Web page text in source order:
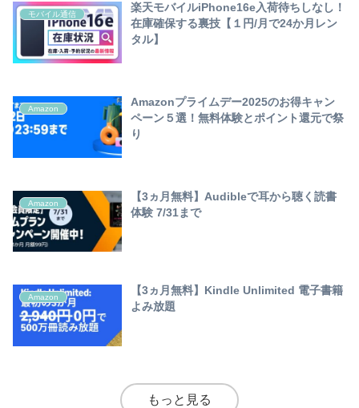
モバイル通信
楽天モバイルiPhone16e入荷待ちしなし！
在庫確保する裏技【１円/月で24か月レン
タル】
Amazon
Amazonプライムデー2025のお得キャン
ペーン５選！無料体験とポイント還元で祭
り
Amazon
【3ヵ月無料】Audibleで耳から聴く読書
体験 7/31まで
Amazon
【3ヵ月無料】Kindle Unlimited 電子書籍
よみ放題
もっと見る